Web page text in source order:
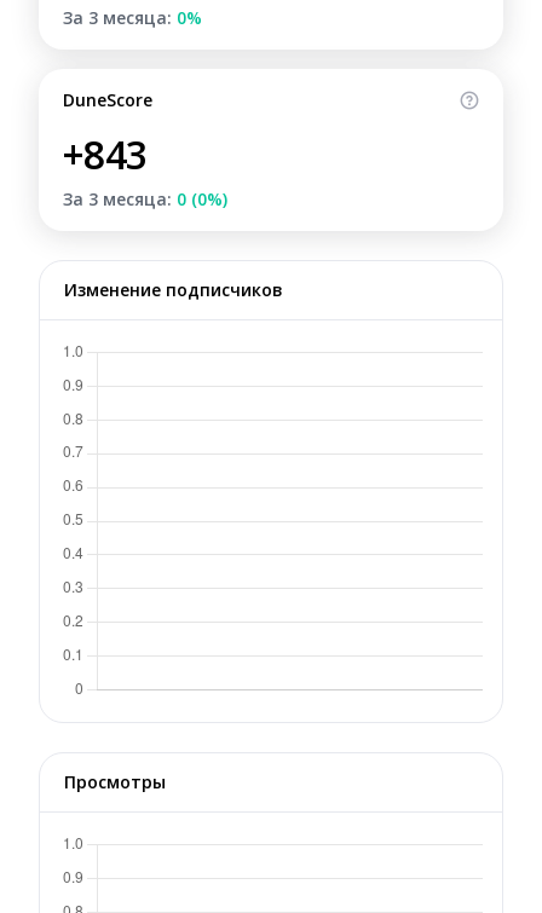
За 3 месяца: 0%
DuneScore
+843
За 3 месяца: 0 (0%)
Изменение подписчиков
Просмотры